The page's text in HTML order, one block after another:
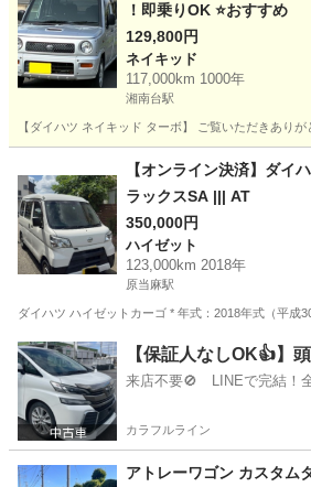
！即乗りOK ⭐おすすめ
129,800円
ネイキッド
117,000km 1000年
湘南台駅
【ダイハツ ネイキッド ターボ】 ご覧いただきあり
湘南台駅 ネイキッド
【オンライン決済】ダイ
ラックスSA ||| AT
350,000円
ハイゼット
123,000km 2018年
原当麻駅
ダイハツ ハイゼットカーゴ * 年式：2018年式（平成
神奈川 相模原市 原当麻駅 ハイゼット
【保証人なしOK👍】
来店不要🚫 LINEで完結！
カラフルライン
アトレーワゴン カ